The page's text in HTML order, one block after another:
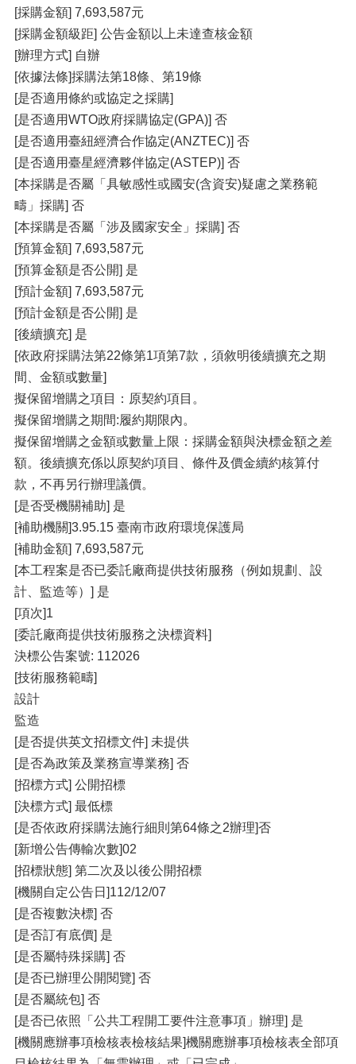
[採購金額] 7,693,587元
[採購金額級距] 公告金額以上未達查核金額
[辦理方式] 自辦
[依據法條]採購法第18條、第19條
[是否適用條約或協定之採購]
[是否適用WTO政府採購協定(GPA)] 否
[是否適用臺紐經濟合作協定(ANZTEC)] 否
[是否適用臺星經濟夥伴協定(ASTEP)] 否
[本採購是否屬「具敏感性或國安(含資安)疑慮之業務範
疇」採購] 否
[本採購是否屬「涉及國家安全」採購] 否
[預算金額] 7,693,587元
[預算金額是否公開] 是
[預計金額] 7,693,587元
[預計金額是否公開] 是
[後續擴充] 是
[依政府採購法第22條第1項第7款，須敘明後續擴充之期
間、金額或數量]
擬保留增購之項目：原契約項目。
擬保留增購之期間:履約期限內。
擬保留增購之金額或數量上限：採購金額與決標金額之差
額。後續擴充係以原契約項目、條件及價金續約核算付
款，不再另行辦理議價。
[是否受機關補助] 是
[補助機關]3.95.15 臺南市政府環境保護局
[補助金額] 7,693,587元
[本工程案是否已委託廠商提供技術服務（例如規劃、設
計、監造等）] 是
[項次]1
[委託廠商提供技術服務之決標資料]
決標公告案號: 112026
[技術服務範疇]
設計
監造
[是否提供英文招標文件] 未提供
[是否為政策及業務宣導業務] 否
[招標方式] 公開招標
[決標方式] 最低標
[是否依政府採購法施行細則第64條之2辦理]否
[新增公告傳輸次數]02
[招標狀態] 第二次及以後公開招標
[機關自定公告日]112/12/07
[是否複數決標] 否
[是否訂有底價] 是
[是否屬特殊採購] 否
[是否已辦理公開閱覽] 否
[是否屬統包] 否
[是否已依照「公共工程開工要件注意事項」辦理] 是
[機關應辦事項檢核表檢核結果]機關應辦事項檢核表全部項